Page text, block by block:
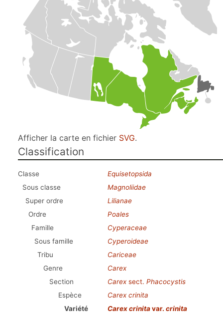
Afficher la carte en fichier SVG.
Classification
Classe
Equisetopsida
Sous classe
Magnoliidae
Super ordre
Lilianae
Ordre
Poales
Famille
Cyperaceae
Sous famille
Cyperoideae
Tribu
Cariceae
Genre
Carex
Section
Carex sect. Phacocystis
Espèce
Carex crinita
Variété
Carex crinitavar. crinita